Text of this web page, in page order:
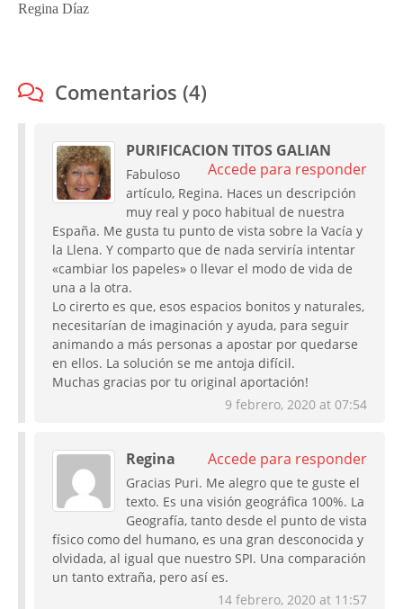
Regina Díaz
Comentarios (4)
PURIFICACION TITOS GALIAN
Accede para responder
Fabuloso
artículo, Regina. Haces un descripción
muy real y poco habitual de nuestra
España. Me gusta tu punto de vista sobre la Vacía y
la Llena. Y comparto que de nada serviría intentar
«cambiar los papeles» o llevar el modo de vida de
una a la otra.
Lo cirerto es que, esos espacios bonitos y naturales,
necesitarían de imaginación y ayuda, para seguir
animando a más personas a apostar por quedarse
en ellos. La solución se me antoja difícil.
Muchas gracias por tu original aportación!
9 febrero, 2020 at 07:54
Regina Accede para responder
Gracias Puri. Me alegro que te guste el
texto. Es una visión geográfica 100%. La
Geografía, tanto desde el punto de vista
físico como del humano, es una gran desconocida y
olvidada, al igual que nuestro SPI. Una comparación
un tanto extraña, pero así es.
14 febrero, 2020 at 11:57